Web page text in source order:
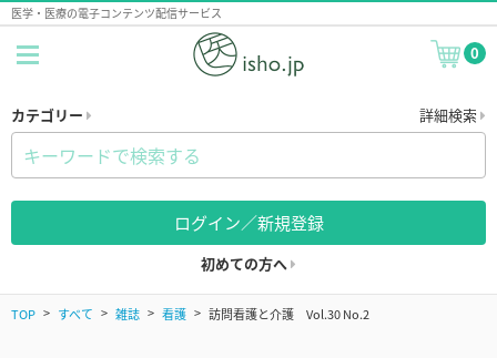
医学・医療の電子コンテンツ配信サービス
0
カテゴリー 詳細検索
ログイン／新規登録
初めての方へ
TOP すべて 雑誌 看護 訪問看護と介護 Vol.30 No.2